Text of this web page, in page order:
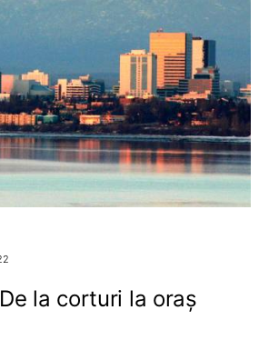
la corturi la oraș